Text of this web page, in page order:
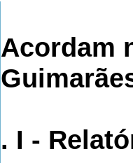
Acordam
. I -